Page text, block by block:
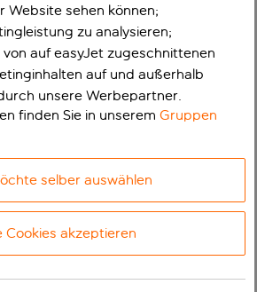
Website sehen können;
zu analysieren;
auf easyJet zugeschnittenen
auf und außerhalb
unsere Werbepartner.
finden Sie in unseremGruppen
selber auswählen
Cookies akzeptieren